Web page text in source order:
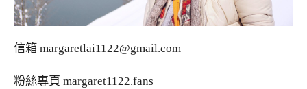
信箱 margaretlai1122@gmail.com
粉絲專頁 margaret1122.fans